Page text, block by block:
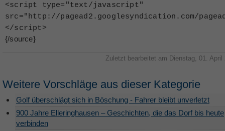
<script type="text/javascript"
src="http://pagead2.googlesyndication.com/
</script>
{/source}
Zuletzt bearbeitet am Dienstag, 01. April
Weitere Vorschläge aus dieser Kategorie
Golf überschlägt sich in Böschung - Fahrer bleibt unverletzt
900 Jahre Elleringhausen – Geschichten, die das Dorf bis heute
verbinden